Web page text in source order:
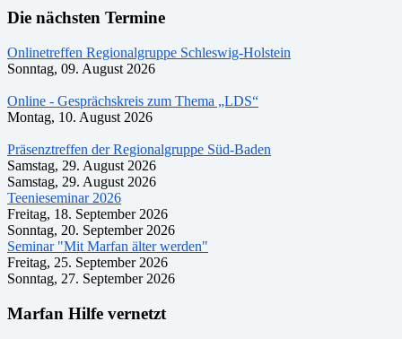
Die nächsten Termine
Onlinetreffen Regionalgruppe Schleswig-Holstein
Sonntag, 09. August 2026
Online - Gesprächskreis zum Thema „LDS“
Montag, 10. August 2026
Präsenztreffen der Regionalgruppe Süd-Baden
Samstag, 29. August 2026
Samstag, 29. August 2026
Teenieseminar 2026
Freitag, 18. September 2026
Sonntag, 20. September 2026
Seminar "Mit Marfan älter werden"
Freitag, 25. September 2026
Sonntag, 27. September 2026
Marfan Hilfe vernetzt